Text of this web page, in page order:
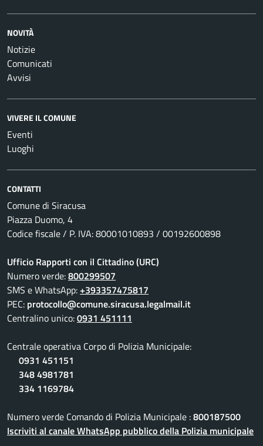
NOVITÀ
Notizie
Comunicati
Avvisi
VIVERE IL COMUNE
Eventi
Luoghi
CONTATTI
Comune di Siracusa
Piazza Duomo, 4
Codice fiscale / P. IVA: 80001010893 / 00192600898
Ufficio Rapporti con il Cittadino (URC)
Numero verde:800299507
SMS e WhatsApp:+393357475817
PEC: protocollo@comune.siracusa.legalmail.it
Centralino unico:0931 451111
Centrale operativa Corpo di Polizia Municipale:
0931 451151
348 4981781
334 1169784
Numero verde Comando di Polizia Municipale :800187500
Iscriviti al canale WhatsApp pubblico della Polizia municipale